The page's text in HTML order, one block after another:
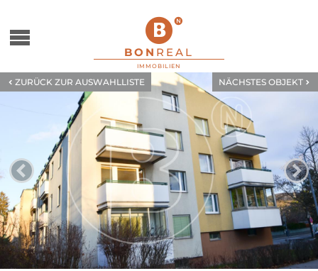
zum Menu springen
BON REAL
IMMOBILIEN
ZURÜCK ZUR AUSWAHLLISTE NÄCHSTES OBJEKT
ZUM